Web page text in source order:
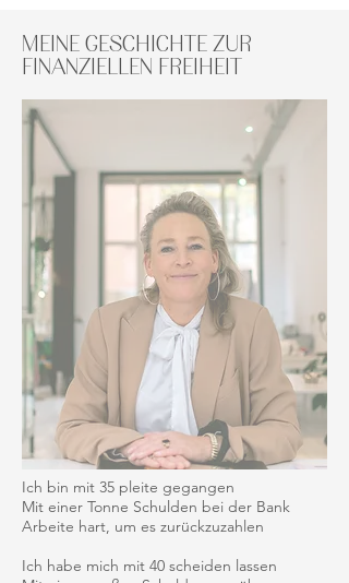
MEINE GESCHICHTE ZUR
FINANZIELLEN FREIHEIT
Ich bin mit 35 pleite gegangen
Mit einer Tonne Schulden bei der Bank
Arbeite hart, um es zurückzuzahlen
Ich habe mich mit 40 scheiden lassen